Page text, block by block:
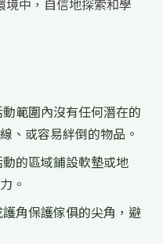
境中，自信地探索和學
範圍內沒有任何潛在的
、或容易絆倒的物品。
的區域鋪設軟墊或地
。
角保護傢俱的尖角，避